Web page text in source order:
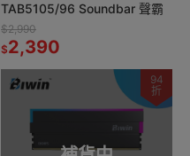
TAB5105/96 Soundbar 聲霸
$2,990
$2,390
94
折